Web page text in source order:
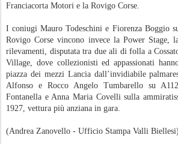
Franciacorta Motori e la Rovigo Corse.
I coniugi Mauro Todeschini e Fiorenza Boggio
Rovigo Corse vincono invece la Power Stage,
rilevamenti, disputata tra due ali di folla a
Village, dove collezionisti ed appassionati
piazza dei mezzi Lancia dall’invidiabile
Alfonso e Rocco Angelo Tumbarello su
Fontanella e Anna Maria Covelli sulla
1927, vettura più anziana in gara.
(Andrea Zanovello - Ufficio Stampa Valli Biellesi)